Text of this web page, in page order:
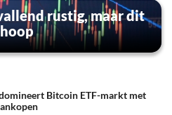
rustig, maar dit
Bitcoin ETF-markt met